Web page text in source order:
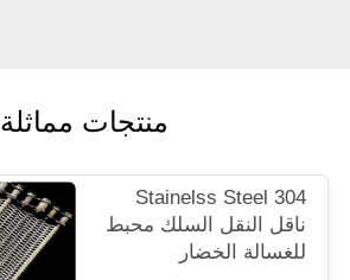
PRIVACY
POLICY
منتجات مماثلة
304 Stainelss Steel
ناقل النقل السلك محبط
للغسالة الخضار